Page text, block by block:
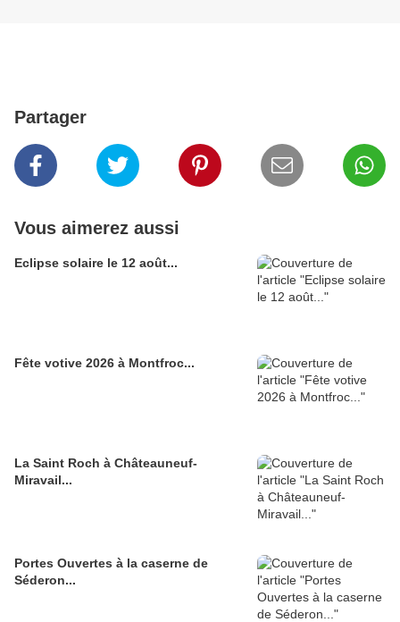
Partager
Vous aimerez aussi
Eclipse solaire le 12 août...
Fête votive 2026 à Montfroc...
La Saint Roch à Châteauneuf-
Miravail...
Portes Ouvertes à la caserne de
Séderon...